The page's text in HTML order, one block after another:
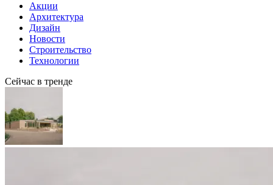
Акции
Архитектура
Дизайн
Новости
Строительство
Технологии
Сейчас в тренде